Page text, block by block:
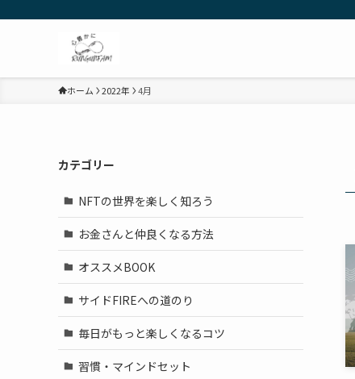
ホーム 2022年 4月
カテゴリー
NFTの世界を楽しく知ろう
お金さんと仲良くなる方法
オススメBOOK
サイドFIREへの道のり
毎日がもっと楽しくなるコツ
習慣・マインドセット